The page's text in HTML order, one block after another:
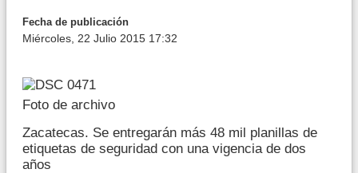
Fecha de publicación
Miércoles, 22 Julio 2015 17:32
Foto de archivo
Zacatecas. Se entregarán más 48 mil planillas de
etiquetas de seguridad con una vigencia de dos
años